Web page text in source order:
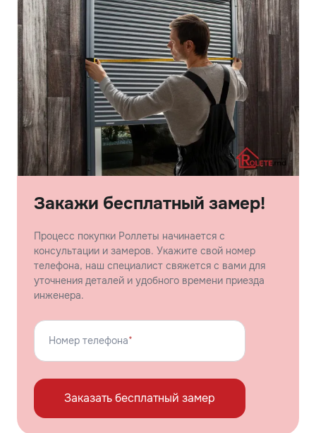
Закажи бесплатный замер!
Процесс покупки Роллеты начинается с
консультации и замеров. Укажите свой номер
телефона, наш специалист свяжется с вами для
уточнения деталей и удобного времени приезда
инженера.
Номер телефона*
Заказать бесплатный замер